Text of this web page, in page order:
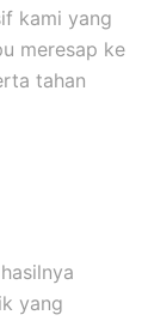
kami yang
meresap ke
tahan
yang